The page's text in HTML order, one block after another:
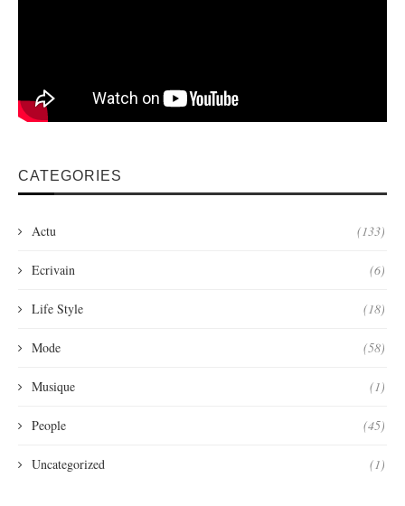
CATEGORIES
Actu (133)
Ecrivain (6)
Life Style (18)
Mode (58)
Musique (1)
People (45)
Uncategorized (1)